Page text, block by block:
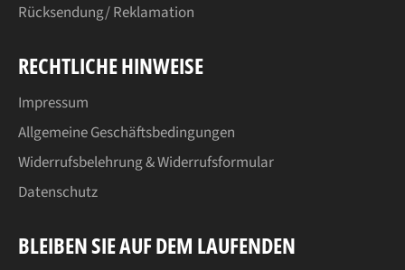
Rücksendung/ Reklamation
RECHTLICHE HINWEISE
Impressum
Allgemeine Geschäftsbedingungen
Widerrufsbelehrung & Widerrufsformular
Datenschutz
BLEIBEN SIE AUF DEM LAUFENDEN